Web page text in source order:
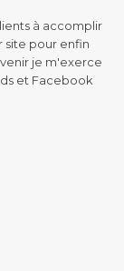
à accomplir
site pour enfin
je m'exerce
et Facebook